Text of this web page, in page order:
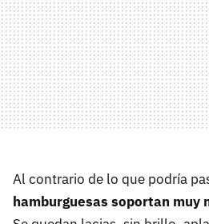
Al contrario de lo que podría
hamburguesas soportan muy